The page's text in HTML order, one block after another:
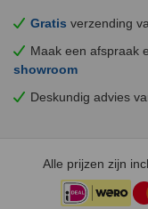
Gratis verzending
Maak een afspraak
showroom
Deskundig advies
Alle prijzen zijn